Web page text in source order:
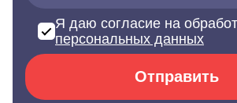
Я даю согласие на
персональных данных
Отправить